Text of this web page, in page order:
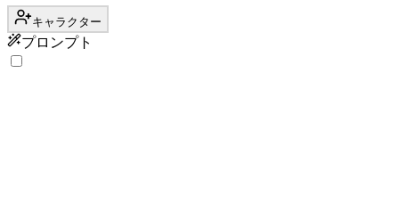
キャラクター
プロンプト